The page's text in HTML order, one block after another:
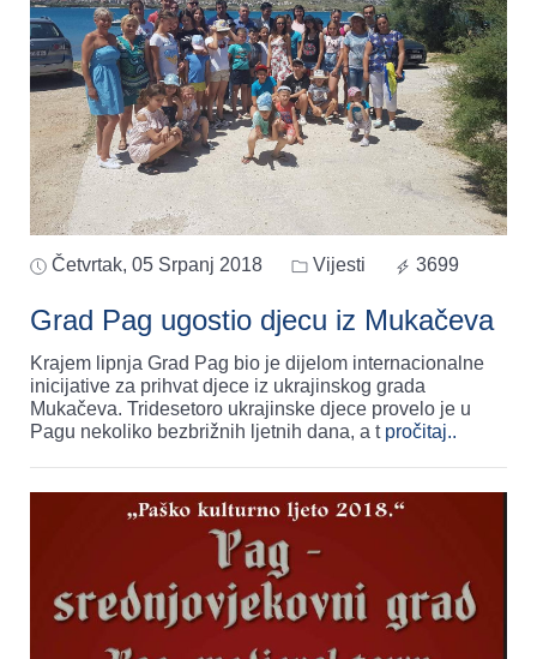
Četvrtak, 05 Srpanj 2018 Vijesti 3699
Grad Pag ugostio djecu iz Mukačeva
Krajem lipnja Grad Pag bio je dijelom internacionalne
inicijative za prihvat djece iz ukrajinskog grada
Mukačeva. Tridesetoro ukrajinske djece provelo je u
Pagu nekoliko bezbrižnih ljetnih dana, a t pročitaj..